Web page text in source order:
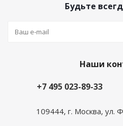
Будьте
Наши
+7 495 023-89-33
109444, г. Москва, ул.